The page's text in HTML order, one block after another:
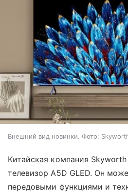
Внешний вид новинки. Фото:
Китайская компания
телевизор A5D GLED. Он
передовыми функциями и